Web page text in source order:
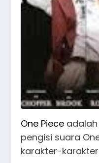
One Piece
pengisi suara
karakter-